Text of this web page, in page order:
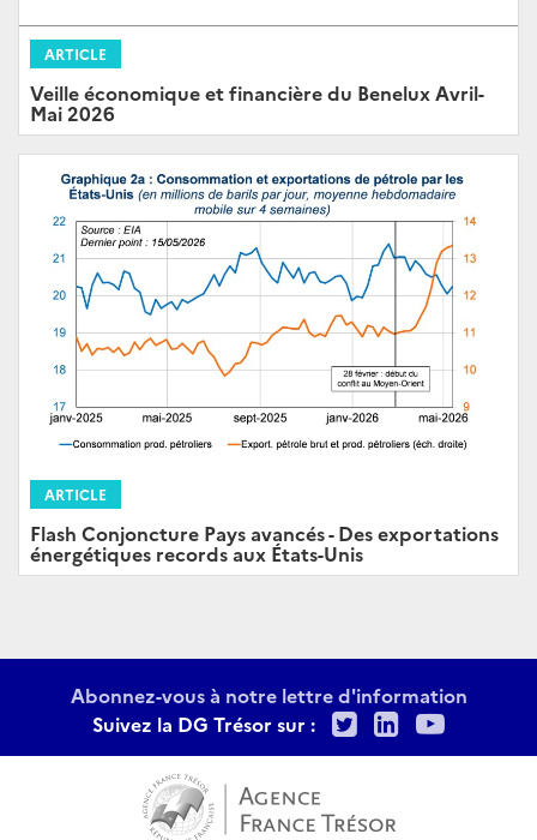
ARTICLE
Veille économique et financière du Benelux Avril-
Mai 2026
ARTICLE
Flash Conjoncture Pays avancés - Des exportations
énergétiques records aux États-Unis
Abonnez-vous à notre lettre d'information
Suivez la DG Trésor sur :
TwitterLinkedIn